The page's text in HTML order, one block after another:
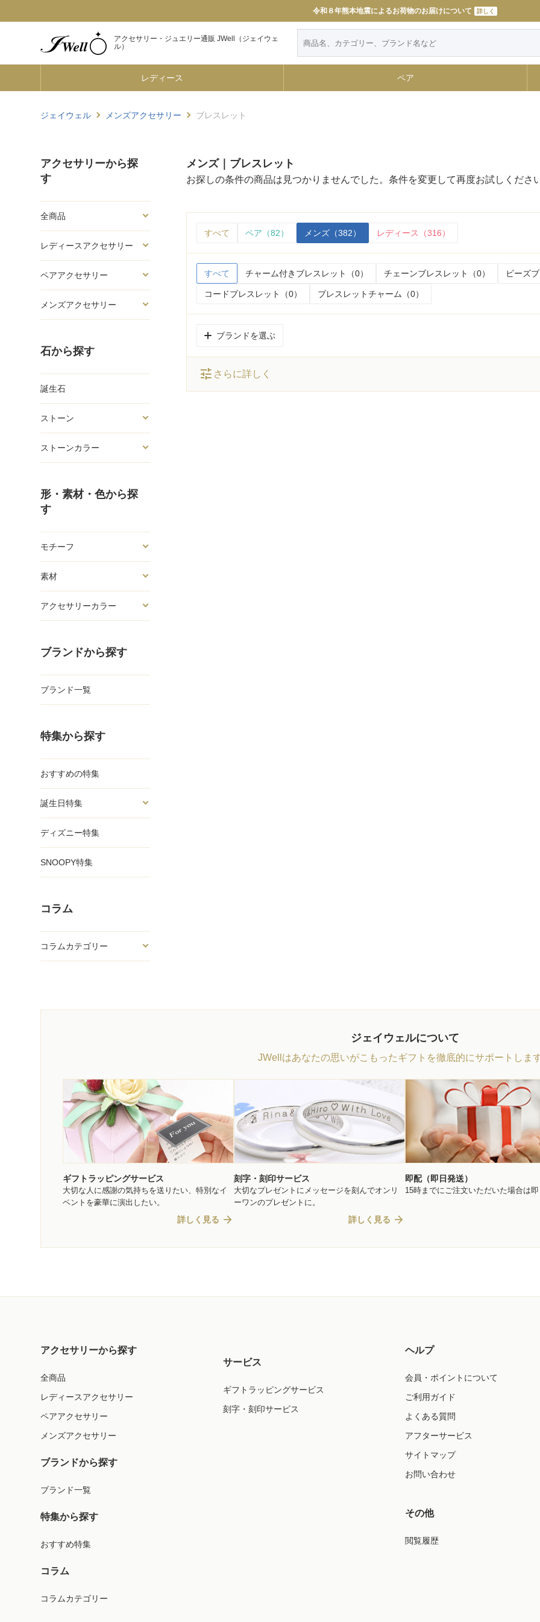
令和８年熊本地震によるお荷物のお届けについて 詳しく
11000円以上で送料無料 詳しく
アクセサリー・ジュエリー通販 JWell（ジェイウェ
ル）
レディース ペア
ジェイウェル メンズアクセサリー ブレスレット
アクセサリーから探
す
全商品
レディースアクセサリー
ペアアクセサリー
メンズアクセサリー
石から探す
誕生石
ストーン
ストーンカラー
形・素材・色から探
す
モチーフ
素材
アクセサリーカラー
ブランドから探す
ブランド一覧
特集から探す
おすすめの特集
誕生日特集
ディズニー特集
SNOOPY特集
コラム
コラムカテゴリー
メンズ｜ブレスレット
お探しの条件の商品は見つかりませんでした。条件を変更して再度お試しくださ
すべて ペア（82） メンズ（382） レディース（316）
すべて チャーム付きブレスレット（0） チェーンブレスレット（0） ビーズ
コードブレスレット（0） ブレスレットチャーム（0）
ブランドを選ぶ
tune さらに詳しく
ジェイウェルについて
JWellはあなたの思いがこもったギフトを徹底的にサポートしま
ギフトラッピングサービス
大切な人に感謝の気持ちを送りたい、特別なイ
ベントを豪華に演出したい。
詳しく見る arrow_forward
刻字・刻印サービス
大切なプレゼントにメッセージを刻んでオンリ
ーワンのプレゼントに。
詳しく見る arrow_forward
即配（即日発送）
15時までにご注文いただいた場合は
アクセサリーから探す
全商品
レディースアクセサリー
ペアアクセサリー
メンズアクセサリー
ブランドから探す
ブランド一覧
特集から探す
おすすめ特集
コラム
コラムカテゴリー
サービス
ギフトラッピングサービス
刻字・刻印サービス
ヘルプ
会員・ポイントについて
ご利用ガイド
よくある質問
アフターサービス
サイトマップ
お問い合わせ
その他
閲覧履歴